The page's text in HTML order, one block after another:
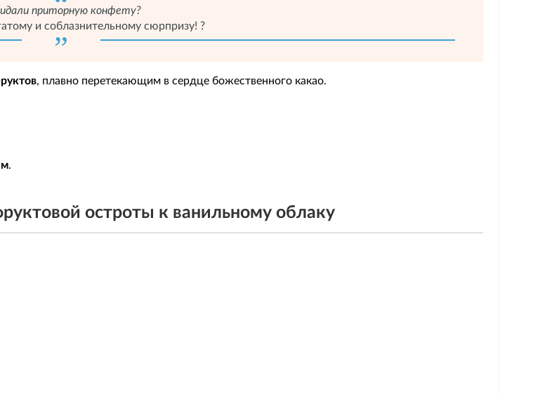
приторную конфету?
и соблазнительному сюрпризу! ?
, плавно перетекающим в сердце божественного какао.
.
остроты к ванильному облаку